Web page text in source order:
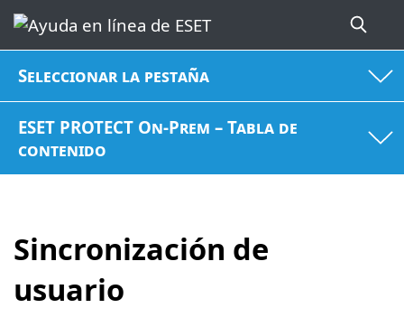
Seleccionar la pestaña
ESET PROTECT On-Prem – Tabla de
contenido
Sincronización de
usuario